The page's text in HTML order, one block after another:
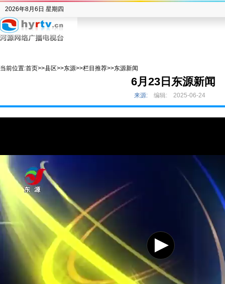
2026年8月6日 星期四
当前位置:首页>>县区>>东源>>栏目推荐>>东源新闻
6月23日东源新闻
来源: 编辑: 2025-06-24